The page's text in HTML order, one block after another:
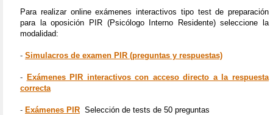
Para realizar online exámenes interactivos tipo test de preparación
para la oposición PIR (Psicólogo Interno Residente) seleccione la
modalidad:
- Simulacros de examen PIR (preguntas y respuestas)
- Exámenes PIR interactivos con acceso directo a la respuesta
correcta
- Exámenes PIR Selección de tests de 50 preguntas